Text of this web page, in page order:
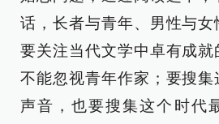
话，长者与青年、男性与
要关注当代文学中卓有成
不能忽视青年作家；要搜
声音，也要搜集这个时代